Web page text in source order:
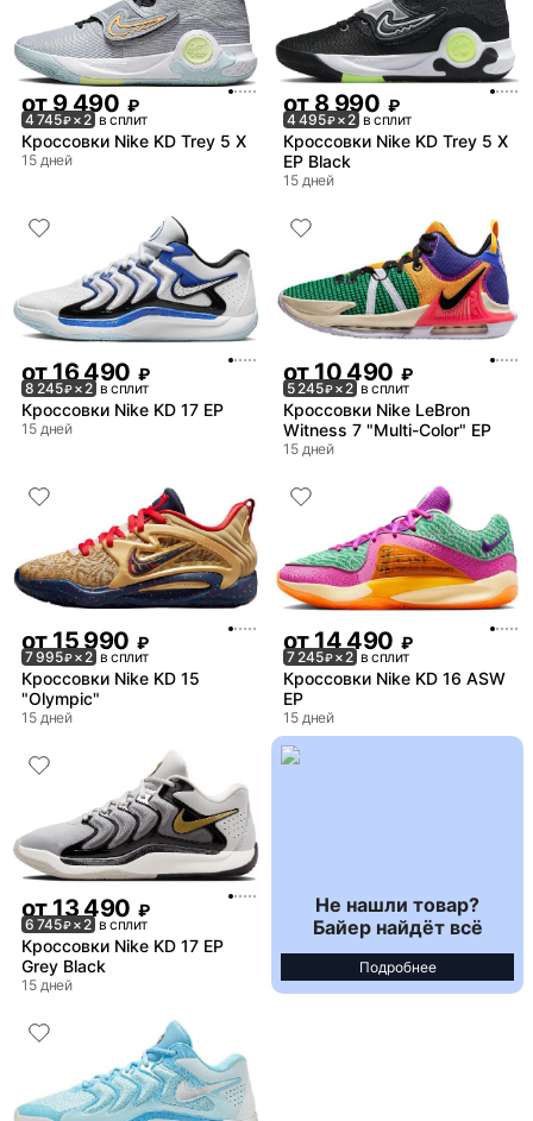
от9 490 ₽
4 745₽× 2 в сплит
Кроссовки Nike KD Trey 5 X
15 дней
от8 990 ₽
4 495₽× 2 в сплит
Кроссовки Nike KD Trey 5 X
EP Black
15 дней
от16 490 ₽
8 245₽× 2 в сплит
Кроссовки Nike KD 17 EP
15 дней
от10 490 ₽
5 245₽× 2 в сплит
Кроссовки Nike LeBron
Witness 7 "Multi-Color" EP
15 дней
от 15 990 ₽
7 995₽× 2 в сплит
Кроссовки Nike KD 15
"Olympic"
15 дней
от 14 490 ₽
7 245₽× 2 в сплит
Кроссовки Nike KD 16 ASW
EP
15 дней
от13 490 ₽
6 745₽× 2 в сплит
Кроссовки Nike KD 17 EP
Grey Black
15 дней
Не нашли товар?
Байер найдёт всё
Подробнее